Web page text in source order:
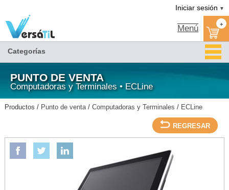
TERMINAL PUNTO DE VENTA ALL IN ONE EC-1559 15IN/4GB RAM-Iniciar sesión ▼
Menú +
Categorías
PUNTO DE VENTA
Computadoras y Terminales • ECLine
Productos / Punto de venta/ Computadoras y Terminales / ECLine
REGRESAR
TERMINAL PUNTO DE VENTA ALL IN ONE EC-1559 15IN/4GB RAM-ECLINE
ECLINE